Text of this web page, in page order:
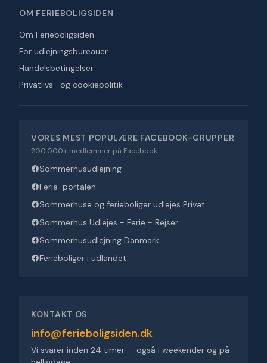
OM FERIEBOLIGSIDEN
Om Ferieboligsiden
For udlejningsbureauer
Handelsbetingelser
Privatlivs- og cookiepolitik
VORES MEST POPULÆRE FACEBOOK-GRUPPER
200.000+ medlemmer på Facebook
Sommerhusudlejning
Ferie-portalen
Sommerhuse og ferieboliger udlejes Privat
Sommerhus Udlejes - Ferie - Rejser
Sommerhusudlejning Danmark
Ferieboliger i udlandet
KONTAKT OS
info@ferieboligsiden.dk
Vi svarer inden 24 timer — også i weekender og på